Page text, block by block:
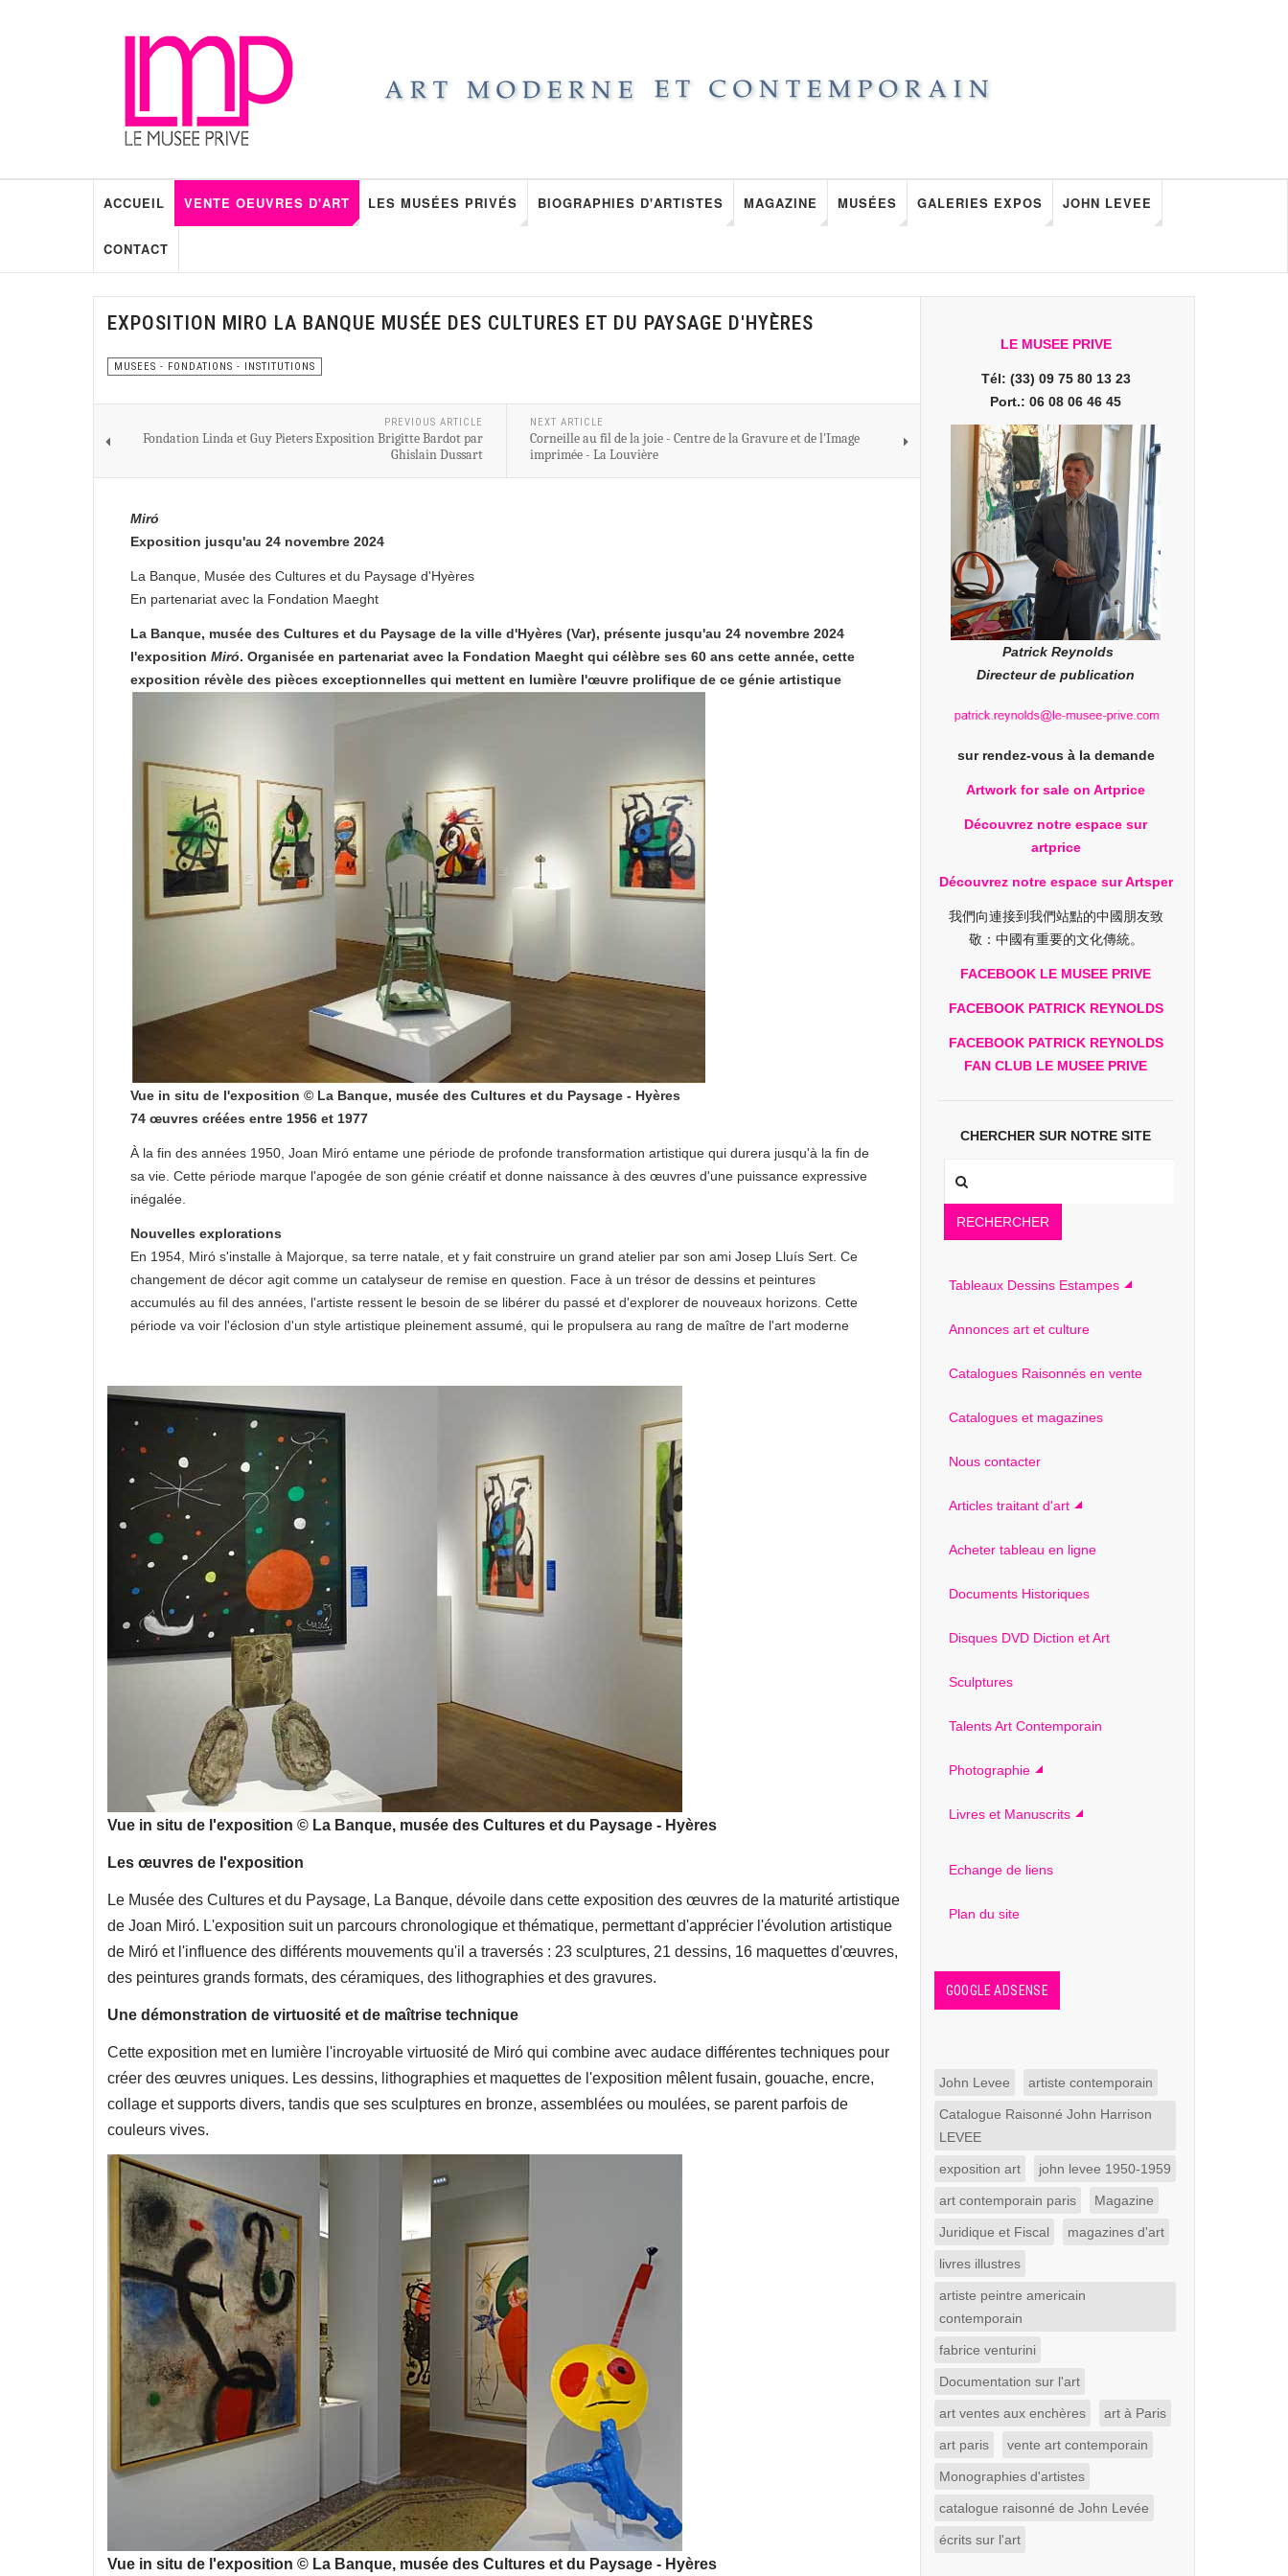
ACCUEIL VENTE OEUVRES D'ART LES MUSÉES PRIVÉS BIOGRAPHIES D'ARTISTES MAGAZINE MUSÉES GALERIES EXPOS JOHN LEVEE
CONTACT
EXPOSITION MIRO LA BANQUE MUSÉE DES CULTURES ET DU PAYSAGE D'HYÈRES
MUSEES - FONDATIONS - INSTITUTIONS
PREVIOUS ARTICLE
Fondation Linda et Guy Pieters Exposition Brigitte Bardot par
Ghislain Dussart
NEXT ARTICLE
Corneille au fil de la joie - Centre de la Gravure et de l'Image
imprimée - La Louvière
Miró
Exposition jusqu'au 24 novembre 2024
La Banque, Musée des Cultures et du Paysage d'Hyères
En partenariat avec la Fondation Maeght
La Banque, musée des Cultures et du Paysage de la ville d'Hyères (Var), présente jusqu'au 24 novembre 2024
l'exposition Miró. Organisée en partenariat avec la Fondation Maeght qui célèbre ses 60 ans cette année, cette
exposition révèle des pièces exceptionnelles qui mettent en lumière l'œuvre prolifique de ce génie artistique
Vue in situ de l'exposition © La Banque, musée des Cultures et du Paysage - Hyères
74 œuvres créées entre 1956 et 1977
À la fin des années 1950, Joan Miró entame une période de profonde transformation artistique qui durera jusqu'à la fin de
sa vie. Cette période marque l'apogée de son génie créatif et donne naissance à des œuvres d'une puissance expressive
inégalée.
Nouvelles explorations
En 1954, Miró s'installe à Majorque, sa terre natale, et y fait construire un grand atelier par son ami Josep Lluís Sert. Ce
changement de décor agit comme un catalyseur de remise en question. Face à un trésor de dessins et peintures
accumulés au fil des années, l'artiste ressent le besoin de se libérer du passé et d'explorer de nouveaux horizons. Cette
période va voir l'éclosion d'un style artistique pleinement assumé, qui le propulsera au rang de maître de l'art moderne
Vue in situ de l'exposition © La Banque, musée des Cultures et du Paysage - Hyères
Les œuvres de l'exposition
Le Musée des Cultures et du Paysage, La Banque, dévoile dans cette exposition des œuvres de la maturité artistique
de Joan Miró. L'exposition suit un parcours chronologique et thématique, permettant d'apprécier l'évolution artistique
de Miró et l'influence des différents mouvements qu'il a traversés : 23 sculptures, 21 dessins, 16 maquettes d'œuvres,
des peintures grands formats, des céramiques, des lithographies et des gravures.
Une démonstration de virtuosité et de maîtrise technique
Cette exposition met en lumière l'incroyable virtuosité de Miró qui combine avec audace différentes techniques pour
créer des œuvres uniques. Les dessins, lithographies et maquettes de l'exposition mêlent fusain, gouache, encre,
collage et supports divers, tandis que ses sculptures en bronze, assemblées ou moulées, se parent parfois de
couleurs vives.
Vue in situ de l'exposition © La Banque, musée des Cultures et du Paysage - Hyères
LE MUSEE PRIVE
Tél: (33) 09 75 80 13 23
Port.: 06 08 06 46 45
Patrick Reynolds
Directeur de publication
sur rendez-vous à la demande
Artwork for sale on Artprice
Découvrez notre espace sur
artprice
Découvrez notre espace sur Artsper
我們向連接到我們站點的中國朋友致
敬：中國有重要的文化傳統。
FACEBOOK LE MUSEE PRIVE
FACEBOOK PATRICK REYNOLDS
FACEBOOK PATRICK REYNOLDS
FAN CLUB LE MUSEE PRIVE
CHERCHER SUR NOTRE SITE
RECHERCHER
Tableaux Dessins Estampes
Annonces art et culture
Catalogues Raisonnés en vente
Catalogues et magazines
Nous contacter
Articles traitant d'art
Acheter tableau en ligne
Documents Historiques
Disques DVD Diction et Art
Sculptures
Talents Art Contemporain
Photographie
Livres et Manuscrits
Echange de liens
Plan du site
GOOGLE ADSENSE
John Levee artiste contemporain
Catalogue Raisonné John Harrison
LEVEE
exposition art john levee 1950-1959
art contemporain paris Magazine
Juridique et Fiscal magazines d'art
livres illustres
artiste peintre americain
contemporain
fabrice venturini
Documentation sur l'art
art ventes aux enchères art à Paris
art paris vente art contemporain
Monographies d'artistes
catalogue raisonné de John Levée
écrits sur l'art